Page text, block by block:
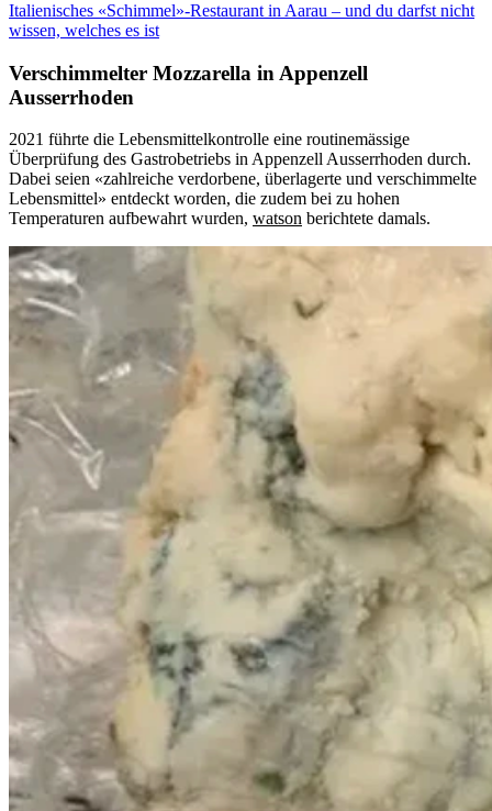
Italienisches «Schimmel»-Restaurant in Aarau – und du darfst nicht
wissen, welches es ist
Verschimmelter Mozzarella in Appenzell
Ausserrhoden
2021 führte die Lebensmittelkontrolle eine routinemässige
Überprüfung des Gastrobetriebs in Appenzell Ausserrhoden durch.
Dabei seien «zahlreiche verdorbene, überlagerte und verschimmelte
Lebensmittel» entdeckt worden, die zudem bei zu hohen
Temperaturen aufbewahrt wurden, watson berichtete damals.